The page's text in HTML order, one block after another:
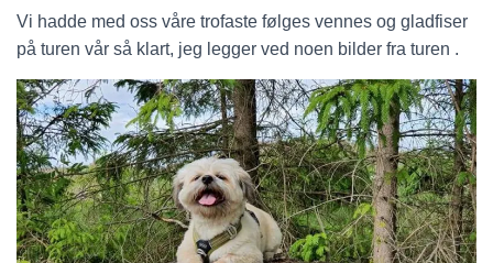
Vi hadde med oss våre trofaste følges vennes og gladfiser
på turen vår så klart, jeg legger ved noen bilder fra turen .